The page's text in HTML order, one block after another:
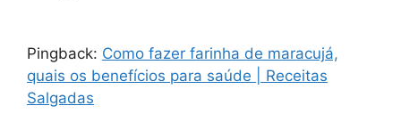
Pingback: Como fazer farinha de maracujá,
quais os benefícios para saúde | Receitas
Salgadas